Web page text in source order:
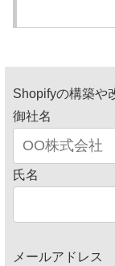
Shopifyの構築や
御社名
氏名
メールアドレス